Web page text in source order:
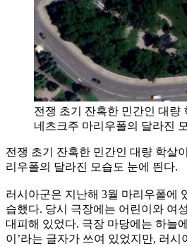
전쟁 초기 잔혹한 민간인 대량
네츠크주 마리우폴의 달라진
전쟁 초기 잔혹한 민간인 대량 학살
리우폴의 달라진 모습도 눈에 띈다.
러시아군은 지난해 3월 마리우폴에
습했다. 당시 극장에는 어린이와 여
대피해 있었다. 극장 마당에는 하늘
이’라는 글자가 쓰여 있었지만, 러